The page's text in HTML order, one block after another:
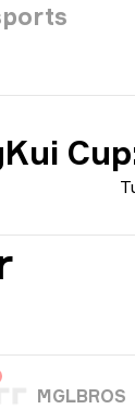
MGLBROS